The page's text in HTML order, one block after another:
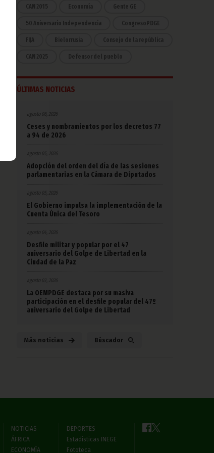
CAN 2015 Economía Gente GE
50 Aniversario Independencia CongresoPDGE
FIJA Bielorrusia Consejo de la república
CAN 2025 Defensor del pueblo
ÚLTIMAS NOTICIAS
agosto 06, 2026
Ceses y nombramientos por los decretos 77
a 94 de 2026
agosto 05, 2026
Adopción del orden del día de las sesiones
parlamentarias en la Cámara de Diputados
agosto 05, 2026
El Gobierno impulsa la implementación de la
Cuenta Única del Tesoro
agosto 04, 2026
Desfile militar y popular por el 47
aniversario del Golpe de Libertad en la
Ciudad de la Paz
agosto 03, 2026
La OEMPDGE destaca por su masiva
participación en el desfile popular del 47º
aniversario del Golpe de Libertad
Más noticias Búscador
NOTICIAS
ÁFRICA
ECONOMÍA
DEPORTES
Estadísticas INEGE
Fototeca